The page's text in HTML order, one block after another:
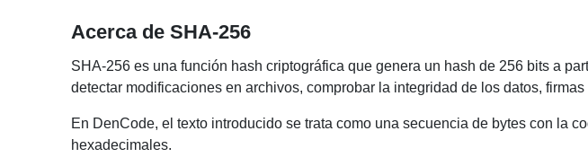
Acerca de SHA-256
SHA-256 es una función hash criptográfica que genera un hash de 256 bits a
detectar modificaciones en archivos, comprobar la integridad de los datos,
En DenCode, el texto introducido se trata como una secuencia de bytes con la
hexadecimales.